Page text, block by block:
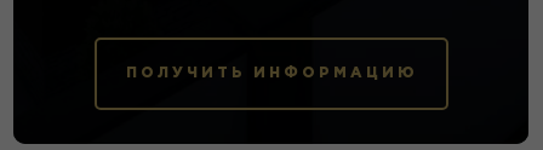
ПОЛУЧИТЬ ИНФОРМАЦИЮ